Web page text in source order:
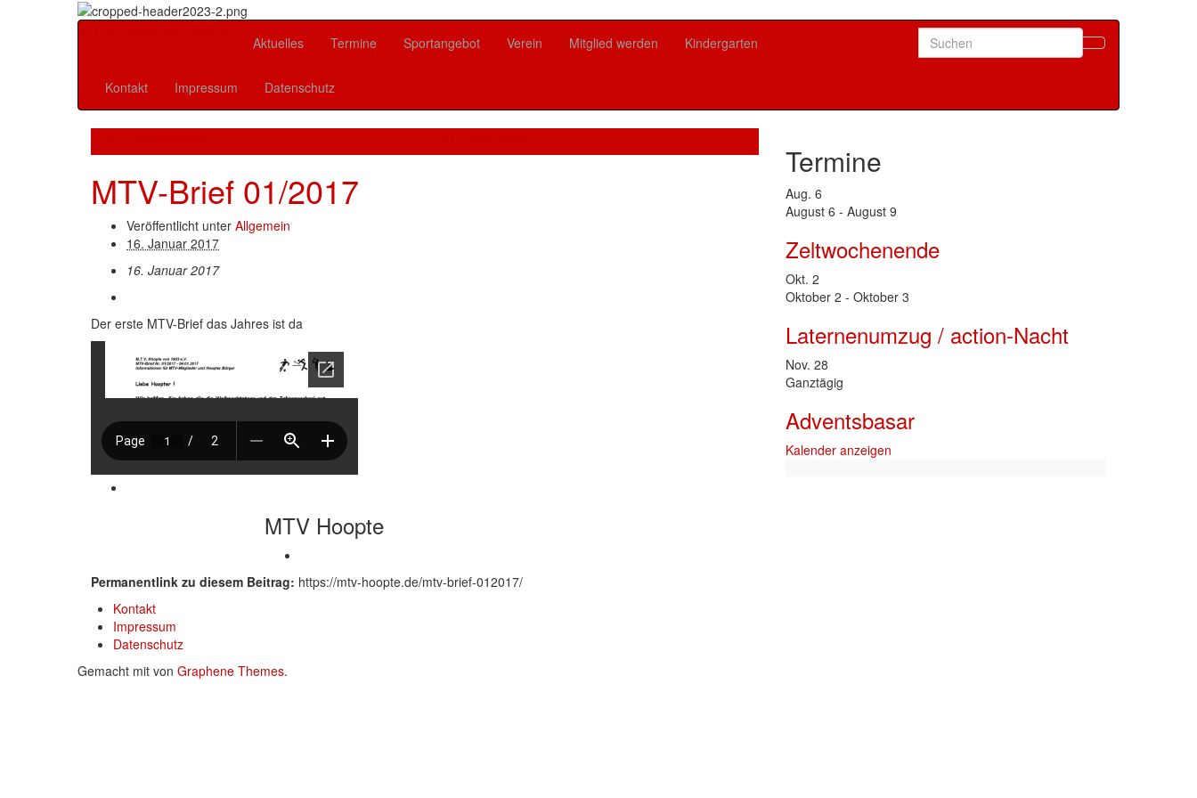
Aktuelles Termine Sportangebot Verein Mitglied werden Kindergarten
Search
for:
Kontakt
Impressum Datenschutz
MTV-Brief 01/2017
Veröffentlicht unter Allgemein
16. Januar 2017
16. Januar 2017
Der erste MTV-Brief das Jahres ist da
MTV Hoopte
Permanentlink zu diesem Beitrag: https://mtv-hoopte.de/mtv-brief-012017/
Termine
Aug. 6
August 6 - August 9
Zeltwochenende
Okt. 2
Oktober 2 - Oktober 3
Laternenumzug / action-Nacht
Nov. 28
Ganztägig
Adventsbasar
Kalender anzeigen
Kontakt
Impressum
Datenschutz
Gemacht mit von Graphene Themes.